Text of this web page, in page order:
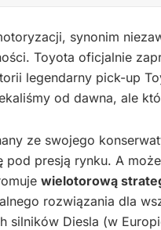
synonim
Toyota oficjalnie
legendarny pick-up
od dawna, ale
ze swojego
pod presją rynku. A
wielotorową
rozwiązania dla
silników Diesla (w